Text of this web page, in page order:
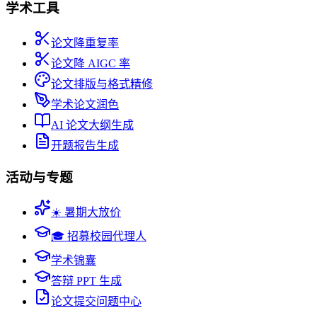
学术工具
论文降重复率
论文降 AIGC 率
论文排版与格式精修
学术论文润色
AI 论文大纲生成
开题报告生成
活动与专题
☀️ 暑期大放价
🎓 招募校园代理人
学术锦囊
答辩 PPT 生成
论文提交问题中心